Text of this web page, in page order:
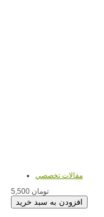
مقالات تخصصي
5,500 تومان